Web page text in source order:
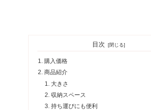
目次
購入価格
商品紹介
大きさ
収納スペース
持ち運びにも便利